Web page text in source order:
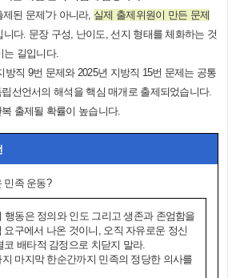
된 문제'가 아니라, 실제 출제위원이 만든 문제
니다. 문장 구성, 난이도, 선지 형태를 체화하는 것
는 길입니다.
방직 9번 문제와 2025년 지방직 15번 문제는 공통
선언서의 해석을 핵심 매개로 출제되었습니다.
출제될 확률이 높습니다.
민족 운동?
행동은 정의와 인도 그리고 생존과 존엄함을
요구에서 나온 것이니, 오직 자유로운 정신
코 배타적 감정으로 치닫지 말라.
마지막 한순간까지 민족의 정당한 의사를